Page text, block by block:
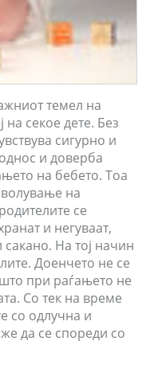
темел на
секое дете. Без
сигурно и
и доверба
на бебето. Тоа
на
се
и негуваат,
сакано. На тој начин
Доенчето не се
при раѓањето не
Со тек на време
со одлучна и
да се спореди со